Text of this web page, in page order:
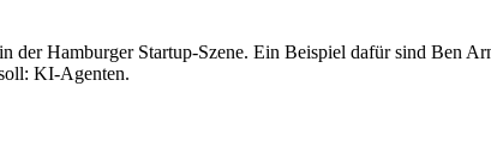
der Hamburger Startup-Szene. Ein Beispiel dafür sind Ben
KI-Agenten.